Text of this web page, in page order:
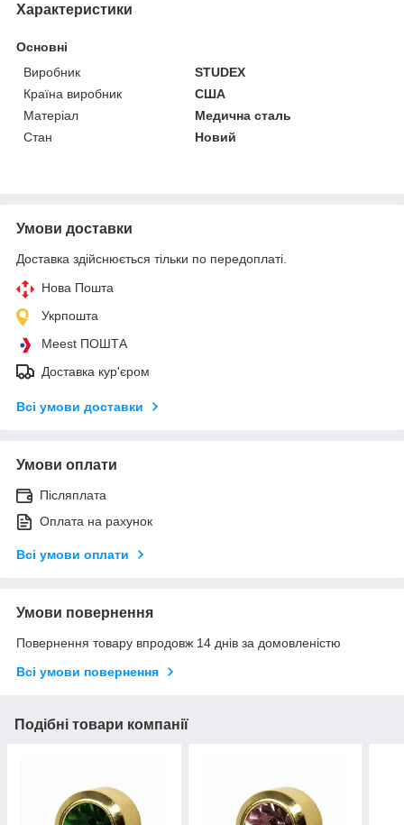
Характеристики
Основні
Виробник
STUDEX
Країна виробник
США
Матеріал
Медична сталь
Стан
Новий
Умови доставки
Доставка здійснюється тільки по передоплаті.
Нова Пошта
Укрпошта
Meest ПОШТА
Доставка кур'єром
Всі умови доставки
Умови оплати
Післяплата
Оплата на рахунок
Всі умови оплати
Умови повернення
Повернення товару впродовж 14 днів за домовленістю
Всі умови повернення
Подібні товари компанії